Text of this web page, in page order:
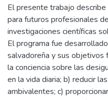
El presente trabajo
para futuros profesionales
investigaciones científicas
El programa fue
salvadoreña y sus objetivos
la conciencia sobre las
en la vida diaria; b) reducir
ambivalentes; c)